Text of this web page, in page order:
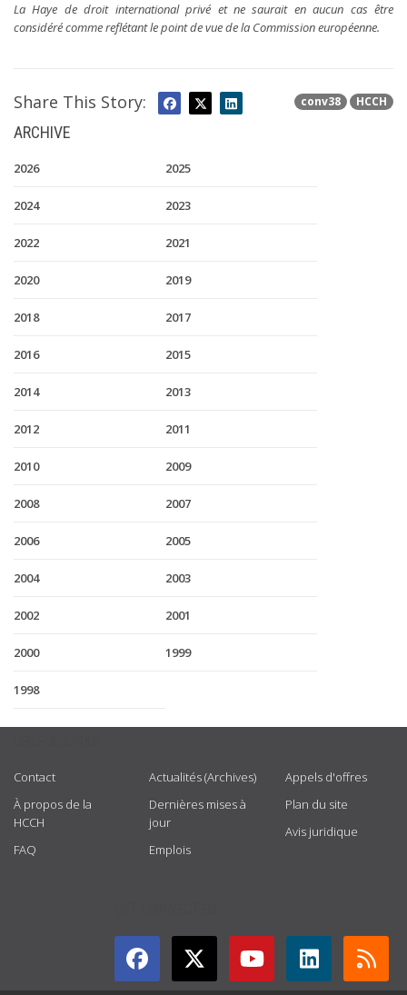
La Haye de droit international privé et ne saurait en aucun cas être
considéré comme reflétant le point de vue de la Commission européenne.
conv38 HCCH
Share This Story:
ARCHIVE
2026 2025
2024 2023
2022 2021
2020 2019
2018 2017
2016 2015
2014 2013
2012 2011
2010 2009
2008 2007
2006 2005
2004 2003
2002 2001
2000 1999
1998
Contact
À propos de la
HCCH
FAQ
Actualités (Archives)
Dernières mises à
jour
Emplois
Appels d'offres
Plan du site
Avis juridique